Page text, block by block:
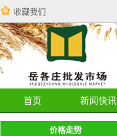
收藏我们
首页 新闻快讯
价格走势